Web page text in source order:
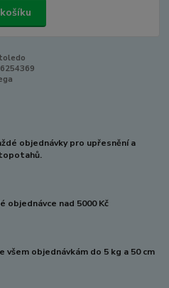
objednávky pro upřesnění a
objednávce nad 5000 Kč
všem objednávkám do 5 kg a 50 cm